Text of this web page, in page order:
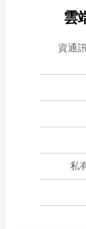
雲
資通
私